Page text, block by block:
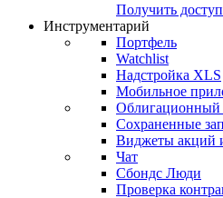
Получить доступ
Инструментарий
Портфель
Watchlist
Надстройка XLS
Мобильное
Облигационный
Сохраненные
Виджеты акций
Чат
Сбондс Люди
Проверка